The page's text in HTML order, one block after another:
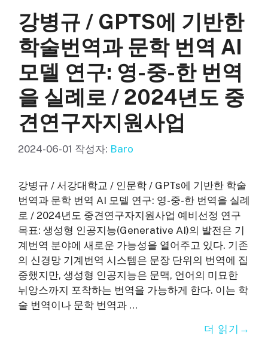
강병규 / GPTS에 기반한
학술번역과 문학 번역 AI
모델 연구: 영-중-한 번역
을 실례로 / 2024년도 중
견연구자지원사업
2024-06-01 작성자: Baro
강병규 / 서강대학교 / 인문학 / GPTs에 기반한 학술
번역과 문학 번역 AI 모델 연구: 영-중-한 번역을 실례
로 / 2024년도 중견연구자지원사업 예비선정 연구
목표: 생성형 인공지능(Generative AI)의 발전은 기
계번역 분야에 새로운 가능성을 열어주고 있다. 기존
의 신경망 기계번역 시스템은 문장 단위의 번역에 집
중했지만, 생성형 인공지능은 문맥, 언어의 미묘한
뉘앙스까지 포착하는 번역을 가능하게 한다. 이는 학
술 번역이나 문학 번역과 …
더 읽기